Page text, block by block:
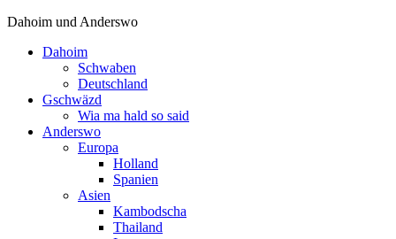
Dahoim und Anderswo
Dahoim
Schwaben
Deutschland
Gschwäzd
Wia ma hald so said
Anderswo
Europa
Holland
Spanien
Asien
Kambodscha
Thailand